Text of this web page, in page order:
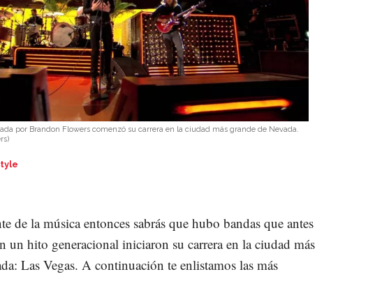
por Brandon Flowers comenzó su carrera en la ciudad más grande de Nevada.
)
de la música entonces sabrás que hubo bandas que antes
un hito generacional iniciaron su carrera en la ciudad más
Las Vegas. A continuación te enlistamos las más